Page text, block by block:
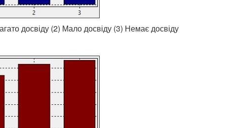
досвіду (2) Мало досвіду (3) Немає досвіду